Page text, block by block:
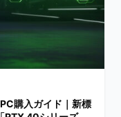
購入ガイド｜新標